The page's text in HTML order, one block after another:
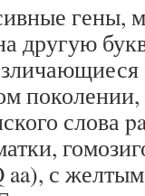
гены,
другую
слова
aa), с